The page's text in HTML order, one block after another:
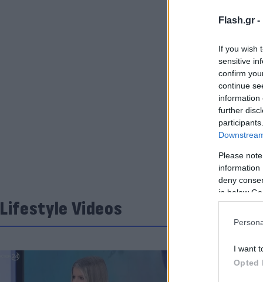
Flash.gr -
If you wish
sensitive
confirm
continue
information
further
Please
information
deny
in below
I want
Opted
Lifestyle Videos